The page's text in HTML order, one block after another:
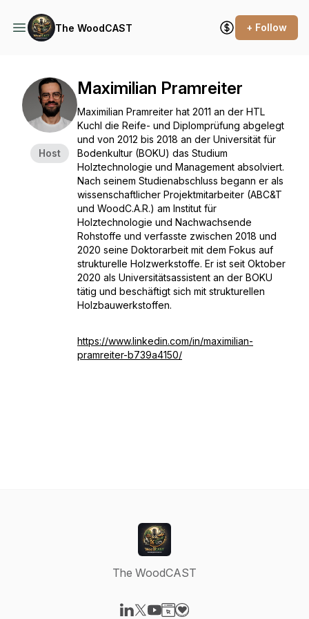
The WoodCAST + Follow
Host
Maximilian Pramreiter
Maximilian Pramreiter hat 2011 an der HTL
Kuchl die Reife- und Diplomprüfung abgelegt
und von 2012 bis 2018 an der Universität für
Bodenkultur (BOKU) das Studium
Holztechnologie und Management absolviert.
Nach seinem Studienabschluss begann er als
wissenschaftlicher Projektmitarbeiter (ABC&T
und WoodC.A.R.) am Institut für
Holztechnologie und Nachwachsende
Rohstoffe und verfasste zwischen 2018 und
2020 seine Doktorarbeit mit dem Fokus auf
strukturelle Holzwerkstoffe. Er ist seit Oktober
2020 als Universitätsassistent an der BOKU
tätig und beschäftigt sich mit strukturellen
Holzbauwerkstoffen.
https://www.linkedin.com/in/maximilian-
pramreiter-b739a4150/
The WoodCAST